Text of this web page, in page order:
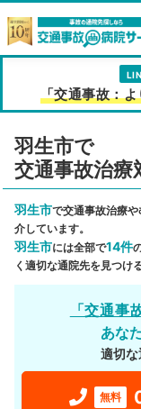
「交通事故：
羽生市で
交通事故治療
羽生市で交通事故治療
介しています。
羽生市には全部で14件
く適切な通院先を見つけ
「交通事
あな
適切な
無料